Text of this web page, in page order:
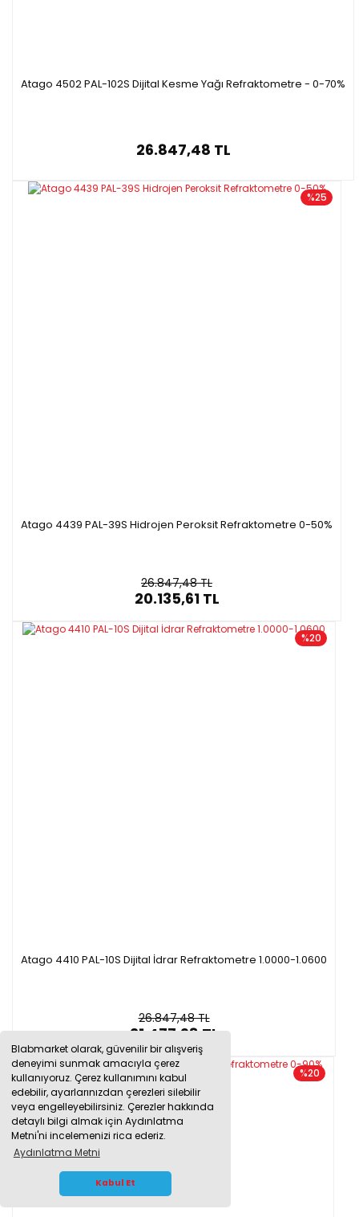
Blabmarket olarak, güvenilir bir alışveriş
deneyimi sunmak amacıyla çerez
kullanıyoruz. Çerez kullanımını kabul
edebilir, ayarlarınızdan çerezleri silebilir
veya engelleyebilirsiniz. Çerezler hakkında
detaylı bilgi almak için Aydınlatma
Metni'ni incelemenizi rica ederiz.
Aydınlatma Metni
Kabul Et
Atago 4502 PAL-102S Dijital Kesme Yağı Refraktometre - 0-70%
26.847,48 TL
%25
Atago 4439 PAL-39S Hidrojen Peroksit Refraktometre 0-50%
26.847,48 TL
20.135,61 TL
%20
Atago 4410 PAL-10S Dijital İdrar Refraktometre 1.0000-1.0600
26.847,48 TL
21.477,98 TL
%20
WHATSAPP İLETİŞİM